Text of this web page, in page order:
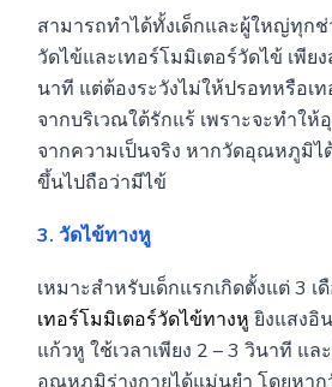
สามารถทำได้ทั้งเด็กและผู้ใหญ่ทุกช่
วัดไข้และเทอร์โมมิเตอร์วัดไข้ เพีย
นาที แต่ต้องระวังไม่ให้ปรอทหรือเ
จากบริเวณใต้รักแร้ เพราะจะทำใ
จากความเป็นจริง หากวัดอุณหภูมิไ
ขึ้นไปถือว่ามีไข้
3. วัดไข้ทางหู
เหมาะสำหรับเด็กแรกเกิดตั้งแต่ 3
เทอร์โมมิเตอร์วัดไข้ทางหู ยิงแสงอิ
แก้วหู ใช้เวลาเพียง 2 – 3 วินาที แ